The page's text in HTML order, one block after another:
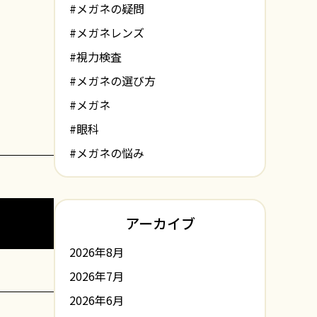
#メガネの疑問
#メガネレンズ
#視力検査
#メガネの選び方
#メガネ
#眼科
#メガネの悩み
アーカイブ
2026年8月
2026年7月
2026年6月